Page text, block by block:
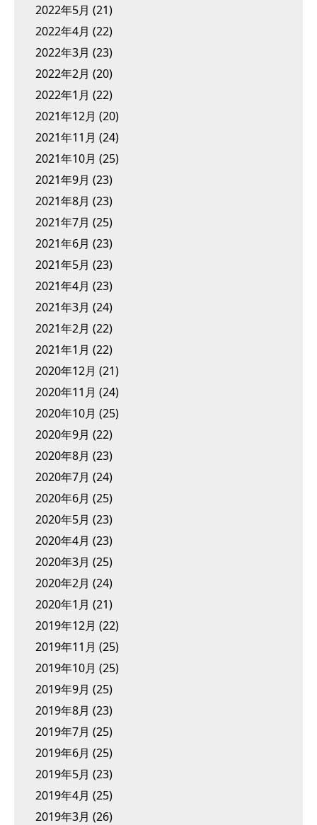
2022年5月 (21)
2022年4月 (22)
2022年3月 (23)
2022年2月 (20)
2022年1月 (22)
2021年12月 (20)
2021年11月 (24)
2021年10月 (25)
2021年9月 (23)
2021年8月 (23)
2021年7月 (25)
2021年6月 (23)
2021年5月 (23)
2021年4月 (23)
2021年3月 (24)
2021年2月 (22)
2021年1月 (22)
2020年12月 (21)
2020年11月 (24)
2020年10月 (25)
2020年9月 (22)
2020年8月 (23)
2020年7月 (24)
2020年6月 (25)
2020年5月 (23)
2020年4月 (23)
2020年3月 (25)
2020年2月 (24)
2020年1月 (21)
2019年12月 (22)
2019年11月 (25)
2019年10月 (25)
2019年9月 (25)
2019年8月 (23)
2019年7月 (25)
2019年6月 (25)
2019年5月 (23)
2019年4月 (25)
2019年3月 (26)